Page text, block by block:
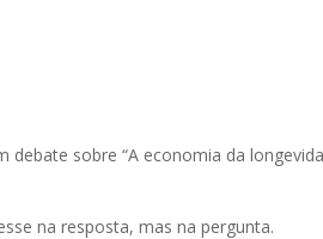
sobre “A economia da
na resposta, mas na pergunta.